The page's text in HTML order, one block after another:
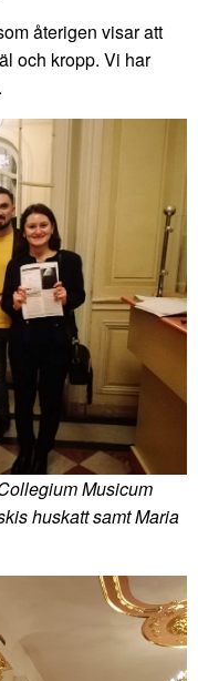
återigen visar att
och kropp. Vi har
Musicum
huskatt samt Maria